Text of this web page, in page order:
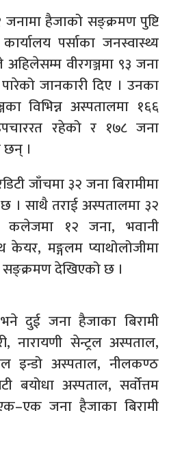
हैजाको सङ्क्रमण पुष्टि
पर्साका जनस्वास्थ्य
वीरगञ्जमा ९३ जना
जानकारी दिए । उनका
विभिन्न अस्पतालमा १६६
रहेको र १७८ जना
।
जाँचमा ३२ जना बिरामीमा
। साथै तराई अस्पतालमा ३२
१२ जना, भवानी
केयर, मङ्गलम प्याथोलोजीमा
सङ्क्रमण देखिएको छ ।
दुई जना हैजाका बिरामी
नारायणी सेन्ट्रल अस्पताल,
इन्डो अस्पताल, नीलकण्ठ
बयोधा अस्पताल, सर्वोत्तम
जना हैजाका बिरामी